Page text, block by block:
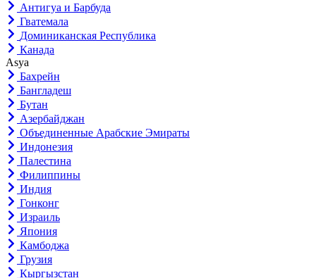
Антигуа и Барбуда
Гватемала
Доминиканская Республика
Канада
Asya
Бахрейн
Бангладеш
Бутан
Азербайджан
Объединенные Арабские Эмираты
Индонезия
Палестина
Филиппины
Индия
Гонконг
Израиль
Япония
Камбоджа
Грузия
Кыргызстан